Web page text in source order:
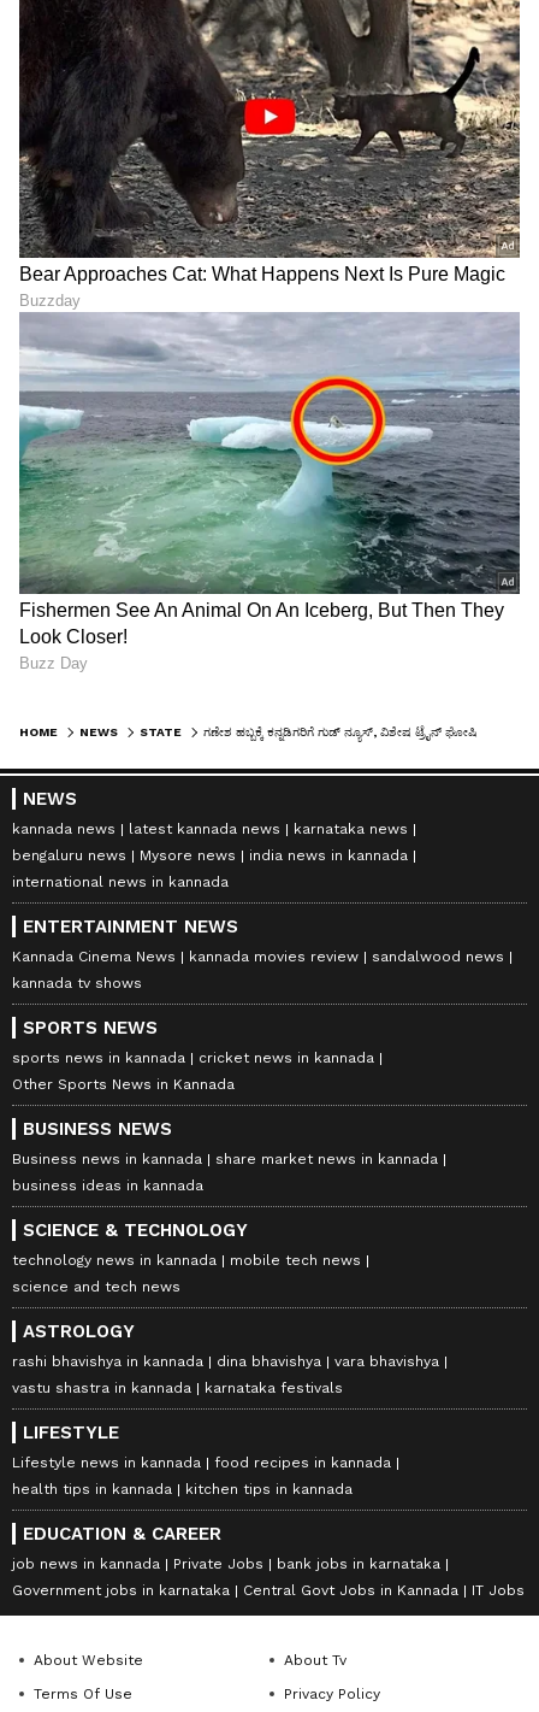
HOME NEWS STATE
NEWS
kannada news latest kannada news
karnataka news
bengaluru news
Mysore news
india news in kannada
international news in kannada
ENTERTAINMENT NEWS
Kannada Cinema News kannada movies review
sandalwood news
kannada tv shows
SPORTS NEWS
sports news in kannada
cricket news in kannada
Other Sports News in Kannada
BUSINESS NEWS
Business news in kannada
share market news in kannada
business ideas in kannada
SCIENCE & TECHNOLOGY
technology news in kannada
mobile tech news
science and tech news
ASTROLOGY
rashi bhavishya in kannada dina bhavishya
vara bhavishya
vastu shastra in kannada
karnataka festivals
LIFESTYLE
Lifestyle news in kannada
food recipes in kannada
health tips in kannada
kitchen tips in kannada
EDUCATION & CAREER
job news in kannada Private Jobs
bank jobs in karnataka
Government jobs in karnataka
Central Govt Jobs in Kannada IT Jobs
About Website
About Tv
Terms Of Use
Privacy Policy